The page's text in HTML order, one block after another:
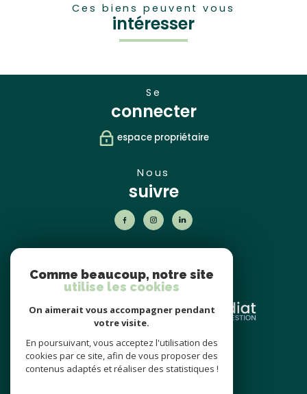
Ces biens peuvent vous
intéresser
se
connecter
espace propriétaire
nous
suivre
partenaires
nos avis
clients
Comme beaucoup, notre site
utilise les cookies
On aimerait vous accompagner pendant
votre visite.
En poursuivant, vous acceptez l'utilisation des
cookies par ce site, afin de vous proposer des
contenus adaptés et réaliser des statistiques !